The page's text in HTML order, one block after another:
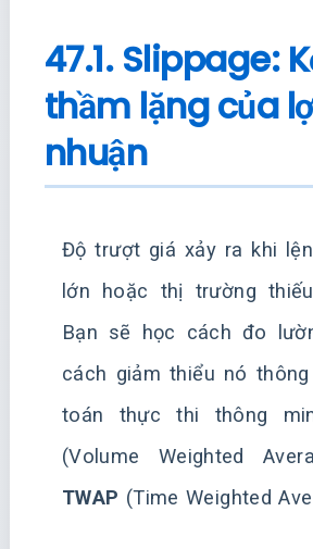
47.1. Slippage:
thầm lặng của
nhuận
Độ trượt giá xảy ra khi
lớn hoặc thị trường
Bạn sẽ học cách đo
cách giảm thiểu nó
toán thực thi thông
(Volume Weighted
TWAP (Time Weighted